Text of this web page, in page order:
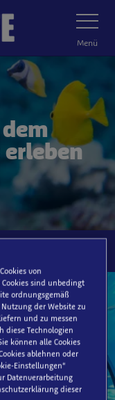
Navigation
Menü
dem
erleben
von
sind unbedingt
ordnungsgemäß
der Website zu
und zu messen
diese Technologien
können alle Cookies
ablehnen oder
Einstellungen“
Datenverarbeitung
dieser